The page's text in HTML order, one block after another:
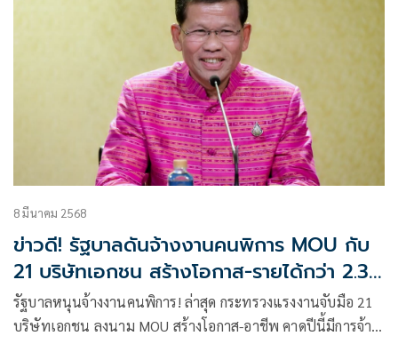
8 มีนาคม 2568
ข่าวดี! รัฐบาลดันจ้างงานคนพิการ MOU กับ
21 บริษัทเอกชน สร้างโอกาส-รายได้กว่า 2.3
พันล้าน
รัฐบาลหนุนจ้างงานคนพิการ! ล่าสุด กระทรวงแรงงานจับมือ 21
บริษัทเอกชน ลงนาม MOU สร้างโอกาส-อาชีพ คาดปีนี้มีการจ้าง